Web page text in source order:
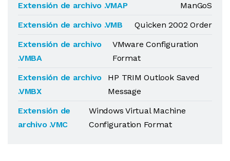
Extensión de archivo .VMAP
ManGoS
Extensión de archivo .VMB
Quicken 2002 Order
Extensión de archivo
.VMBA
VMware Configuration
Format
Extensión de archivo
.VMBX
HP TRIM Outlook Saved
Message
Extensión de
archivo .VMC
Windows Virtual Machine
Configuration Format